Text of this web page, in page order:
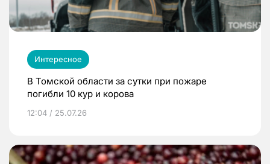
Интересное
В Томской области за сутки при пожаре
погибли 10 кур и корова
12:04 / 25.07.26